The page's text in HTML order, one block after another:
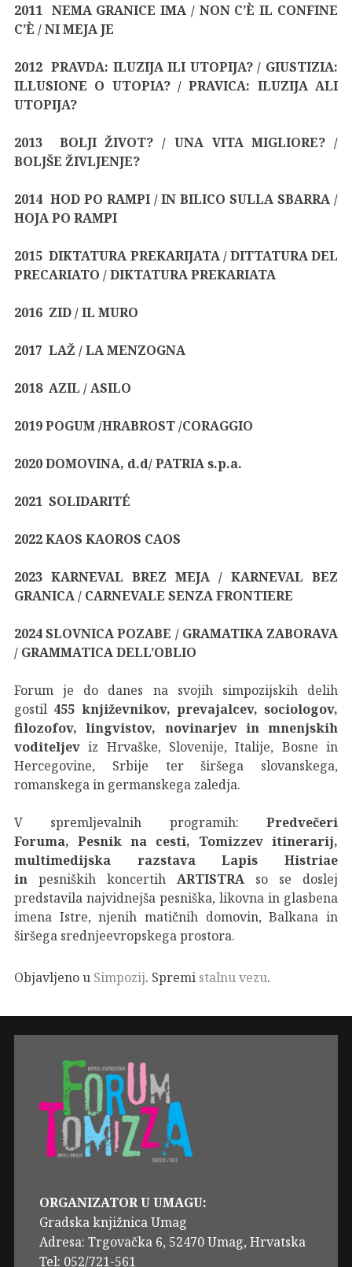
2011 NEMA GRANICE IMA / NON C’È IL CONFINE
C’È / NI MEJA JE
2012 PRAVDA: ILUZIJA ILI UTOPIJA? / GIUSTIZIA:
ILLUSIONE O UTOPIA? / PRAVICA: ILUZIJA ALI
UTOPIJA?
2013 BOLJI ŽIVOT? / UNA VITA MIGLIORE? /
BOLJŠE ŽIVLJENJE?
2014 HOD PO RAMPI / IN BILICO SULLA SBARRA /
HOJA PO RAMPI
2015 DIKTATURA PREKARIJATA / DITTATURA DEL
PRECARIATO / DIKTATURA PREKARIATA
2016 ZID / IL MURO
2017 LAŽ / LA MENZOGNA
2018 AZIL / ASILO
2019 POGUM /HRABROST /CORAGGIO
2020 DOMOVINA, d.d/ PATRIA s.p.a.
2021 SOLIDARITÉ
2022 KAOS KAOROS CAOS
2023 KARNEVAL BREZ MEJA / KARNEVAL BEZ
GRANICA / CARNEVALE SENZA FRONTIERE
2024 SLOVNICA POZABE / GRAMATIKA ZABORAVA
/ GRAMMATICA DELL’OBLIO
Forum je do danes na svojih simpozijskih delih
gostil 455 književnikov, prevajalcev, sociologov,
filozofov, lingvistov, novinarjev in mnenjskih
voditeljeviz Hrvaške, Slovenije, Italije, Bosne in
Hercegovine, Srbije ter širšega slovanskega,
romanskega in germanskega zaledja.
V spremljevalnih programih: Predvečeri
Foruma, Pesnik na cesti, Tomizzev itinerarij,
multimedijska razstava Lapis Histriae
in pesniških koncertih ARTISTRA so se doslej
predstavila najvidnejša pesniška, likovna in glasbena
imena Istre, njenih matičnih domovin, Balkana in
širšega srednjeevropskega prostora.
Objavljeno u Simpozij. Spremi stalnu vezu.
ORGANIZATOR U UMAGU:
Gradska knjižnica Umag
Adresa: Trgovačka 6, 52470 Umag, Hrvatska
Tel: 052/721-561